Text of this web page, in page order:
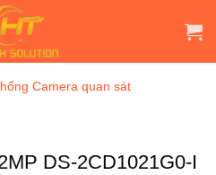
Camera quan sát
DS-2CD1021G0-I